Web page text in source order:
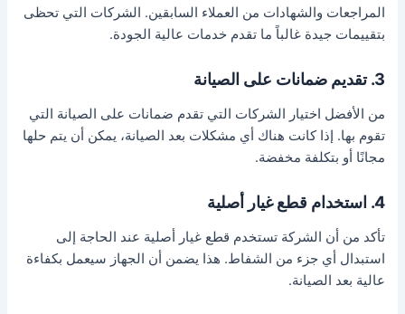
المراجعات والشهادات من العملاء السابقين. الشركات التي تحظى
بتقييمات جيدة غالباً ما تقدم خدمات عالية الجودة.
3. تقديم ضمانات على الصيانة
من الأفضل اختيار الشركات التي تقدم ضمانات على الصيانة التي
تقوم بها. إذا كانت هناك أي مشكلات بعد الصيانة، يمكن أن يتم حلها
مجانًا أو بتكلفة مخفضة.
4. استخدام قطع غيار أصلية
تأكد من أن الشركة تستخدم قطع غيار أصلية عند الحاجة إلى
استبدال أي جزء من الشفاط. هذا يضمن أن الجهاز سيعمل بكفاءة
عالية بعد الصيانة.